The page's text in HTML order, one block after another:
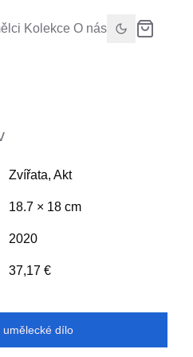
Kolekce O nás
Zvířata,Akt
18.7 × 18 cm
2020
37,17 €
dílo